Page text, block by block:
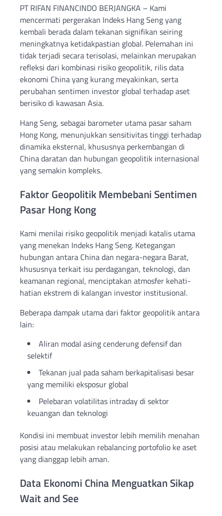
PT RIFAN FINANCINDO BERJANGKA – Kami
mencermati pergerakan Indeks Hang Seng yang
kembali berada dalam tekanan signifikan seiring
meningkatnya ketidakpastian global. Pelemahan ini
tidak terjadi secara terisolasi, melainkan merupakan
refleksi dari kombinasi risiko geopolitik, rilis data
ekonomi China yang kurang meyakinkan, serta
perubahan sentimen investor global terhadap aset
berisiko di kawasan Asia.
Hang Seng, sebagai barometer utama pasar saham
Hong Kong, menunjukkan sensitivitas tinggi terhadap
dinamika eksternal, khususnya perkembangan di
China daratan dan hubungan geopolitik internasional
yang semakin kompleks.
Faktor Geopolitik Membebani Sentimen
Pasar Hong Kong
Kami menilai risiko geopolitik menjadi katalis utama
yang menekan Indeks Hang Seng. Ketegangan
hubungan antara China dan negara-negara Barat,
khususnya terkait isu perdagangan, teknologi, dan
keamanan regional, menciptakan atmosfer kehati-
hatian ekstrem di kalangan investor institusional.
Beberapa dampak utama dari faktor geopolitik antara
lain:
Aliran modal asing cenderung defensif dan
selektif
Tekanan jual pada saham berkapitalisasi besar
yang memiliki eksposur global
Pelebaran volatilitas intraday di sektor
keuangan dan teknologi
Kondisi ini membuat investor lebih memilih menahan
posisi atau melakukan rebalancing portofolio ke aset
yang dianggap lebih aman.
Data Ekonomi China Menguatkan Sikap
Wait and See